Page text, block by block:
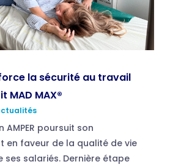
la sécurité au travail
MAD MAX®
AMPER poursuit son
en faveur de la qualité de vie
ses salariés. Dernière étape